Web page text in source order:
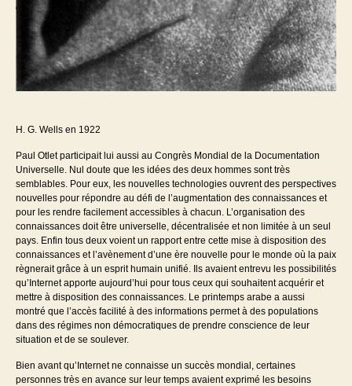
H. G. Wells en 1922
Paul Otlet participait lui aussi au Congrès Mondial de la Documentation
Universelle. Nul doute que les idées des deux hommes sont très
semblables. Pour eux, les nouvelles technologies ouvrent des perspectives
nouvelles pour répondre au défi de l’augmentation des connaissances et
pour les rendre facilement accessibles à chacun. L’organisation des
connaissances doit être universelle, décentralisée et non limitée à un seul
pays. Enfin tous deux voient un rapport entre cette mise à disposition des
connaissances et l’avènement d’une ère nouvelle pour le monde où la paix
règnerait grâce à un esprit humain unifié. Ils avaient entrevu les possibilités
qu’Internet apporte aujourd’hui pour tous ceux qui souhaitent acquérir et
mettre à disposition des connaissances. Le printemps arabe a aussi
montré que l’accès facilité à des informations permet à des populations
dans des régimes non démocratiques de prendre conscience de leur
situation et de se soulever.
Bien avant qu’Internet ne connaisse un succès mondial, certaines
personnes très en avance sur leur temps avaient exprimé les besoins